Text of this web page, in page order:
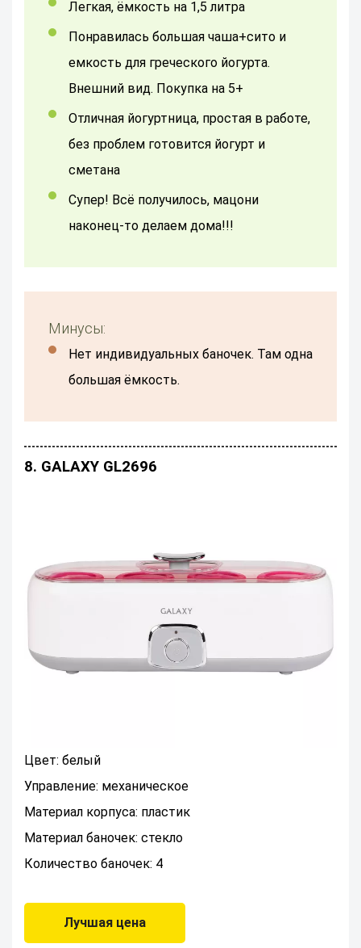
Легкая, ёмкость на 1,5 литра
Понравилась большая чаша+сито и
емкость для греческого йогурта.
Внешний вид. Покупка на 5+
отличная йогуртница, простая в работе,
без проблем готовится йогурт и
сметана
Супер! Всё получилось, мацони
наконец-то делаем дома!!!
Минусы:
Нет индивидуальных баночек. Там одна
большая ёмкость.
8. GALAXY GL2696
Цвет: белый
Управление: механическое
Материал корпуса: пластик
Материал баночек: стекло
Количество баночек: 4
Лучшая цена